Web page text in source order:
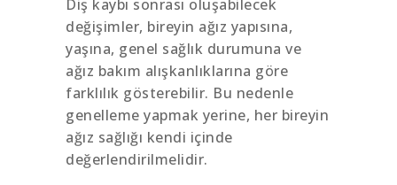
Diş kaybı sonrası oluşabilecek
değişimler, bireyin ağız yapısına,
yaşına, genel sağlık durumuna ve
ağız bakım alışkanlıklarına göre
farklılık gösterebilir. Bu nedenle
genelleme yapmak yerine, her bireyin
ağız sağlığı kendi içinde
değerlendirilmelidir.